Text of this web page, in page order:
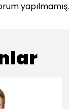
yapılmamış.